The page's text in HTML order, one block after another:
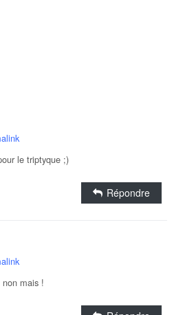
le triptyque ;)
Répondre
mais !